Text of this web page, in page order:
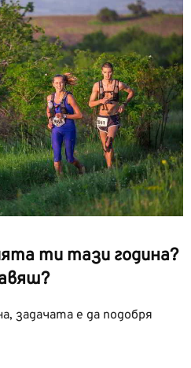
ти тази година?
задачата е да подобря